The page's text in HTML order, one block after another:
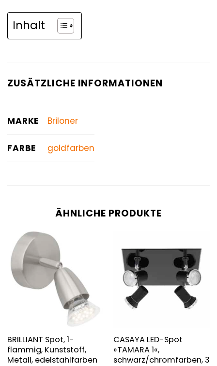
Inhalt
ZUSÄTZLICHE INFORMATIONEN
MARKE Briloner
FARBE goldfarben
ÄHNLICHE PRODUKTE
BRILLIANT Spot, 1-
flammig, Kunststoff,
Metall, edelstahlfarben
CASAYA LED-Spot
»TAMARA 1«,
schwarz/chromfarben, 3